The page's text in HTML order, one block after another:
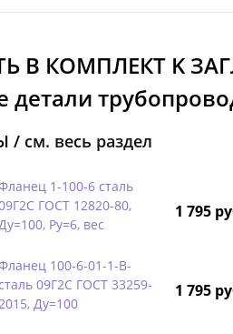
В КОМПЛЕКТ K
детали
/ см. весь раздел
1-100-6 сталь
ГОСТ 12820-80,
Ду=100, Ру=6, вес
1 795
100-6-01-1-B-
сталь 09Г2С ГОСТ 33259-
2015, Ду=100
1 795